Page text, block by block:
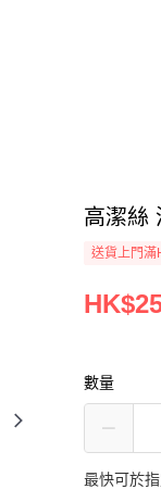
高潔絲
送貨上門滿
數量
最快可於